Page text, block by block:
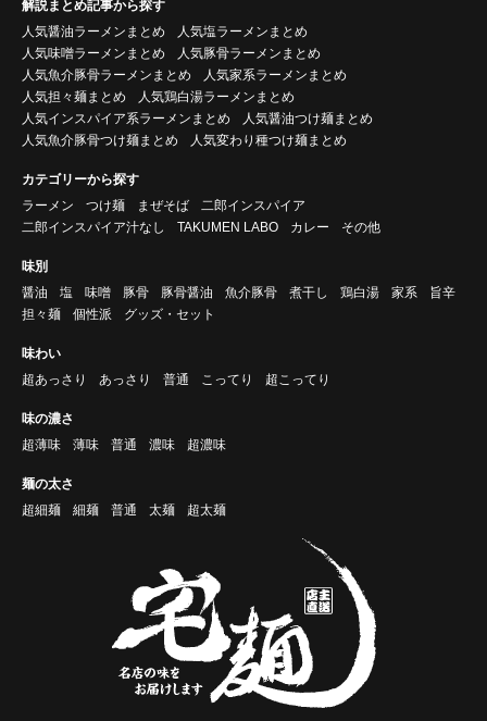
解説まとめ記事から探す
人気醤油ラーメンまとめ
人気塩ラーメンまとめ
人気味噌ラーメンまとめ
人気豚骨ラーメンまとめ
人気魚介豚骨ラーメンまとめ
人気家系ラーメンまとめ
人気担々麺まとめ
人気鶏白湯ラーメンまとめ
人気インスパイア系ラーメンまとめ
人気醤油つけ麺まとめ
人気魚介豚骨つけ麺まとめ
人気変わり種つけ麺まとめ
カテゴリーから探す
ラーメン
つけ麺 まぜそば
二郎インスパイア
二郎インスパイア汁なし
TAKUMEN LABO カレー その他
味別
醤油
塩 味噌 豚骨 豚骨醤油 魚介豚骨 煮干し 鶏白湯 家系
旨辛
担々麺
個性派 グッズ・セット
味わい
超あっさり
あっさり 普通 こってり 超こってり
味の濃さ
超薄味
薄味 普通 濃味 超濃味
麺の太さ
超細麺
細麺 普通 太麺 超太麺